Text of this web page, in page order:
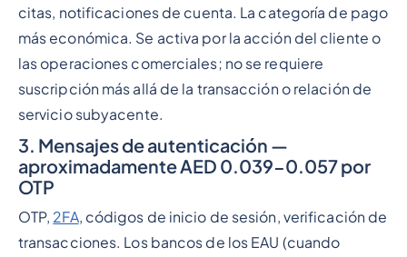
citas, notificaciones de cuenta. La categoría de pago
más económica. Se activa por la acción del cliente o
las operaciones comerciales; no se requiere
suscripción más allá de la transacción o relación de
servicio subyacente.
3. Mensajes de autenticación —
aproximadamente AED 0.039-0.057 por
OTP
OTP, 2FA, códigos de inicio de sesión, verificación de
transacciones. Los bancos de los EAU (cuando